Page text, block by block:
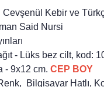
Kebir ve
Said Nursi
- Lüks bez cilt, kod:
- 9x12 cm. CEP BOY
Bilgisayar Hatlı,